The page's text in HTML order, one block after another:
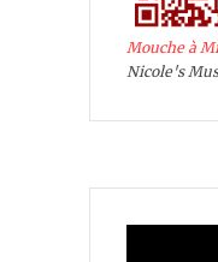
Mouche à
Nicole's